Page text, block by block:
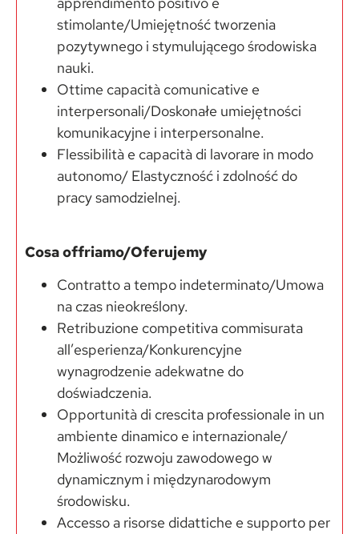
stimolante/Umiejętność tworzenia
pozytywnego i stymulującego środowiska
nauki.
Ottime capacità comunicative e
interpersonali/Doskonałe umiejętności
komunikacyjne i interpersonalne.
Flessibilità e capacità di lavorare in modo
autonomo/ Elastyczność i zdolność do
pracy samodzielnej.
Cosa offriamo/Oferujemy
Contratto a tempo indeterminato/Umowa
na czas nieokreślony.
Retribuzione competitiva commisurata
all’esperienza/Konkurencyjne
wynagrodzenie adekwatne do
doświadczenia.
Opportunità di crescita professionale in un
ambiente dinamico e internazionale/
Możliwość rozwoju zawodowego w
dynamicznym i międzynarodowym
środowisku.
Accesso a risorse didattiche e supporto per